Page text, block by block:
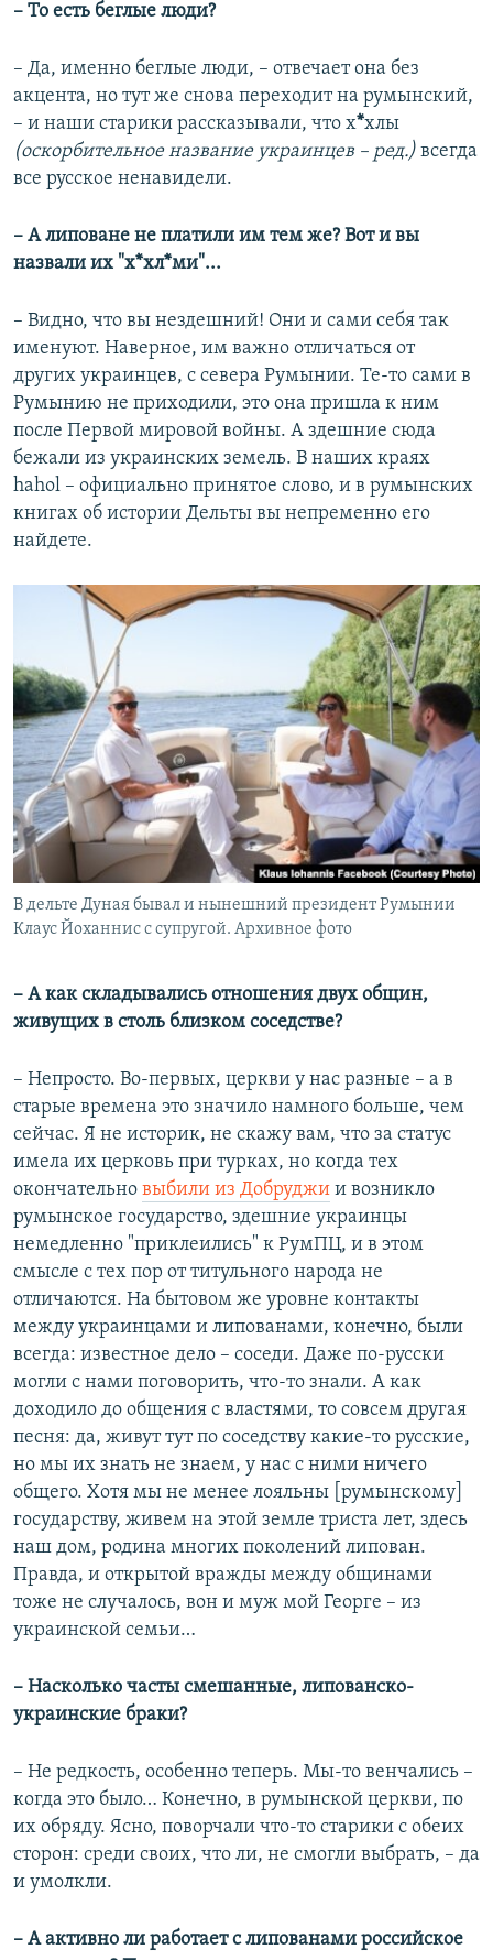
– То есть беглые люди?
– Да, именно беглые люди, – отвечает она без
акцента, но тут же снова переходит на румынский,
– и наши старики рассказывали, что х*хлы
(оскорбительное название украинцев – ред.) всегда
все русское ненавидели.
– А липоване не платили им тем же? Вот и вы
назвали их "х*хл*ми"...
– Видно, что вы нездешний! Они и сами себя так
именуют. Наверное, им важно отличаться от
других украинцев, с севера Румынии. Те-то сами в
Румынию не приходили, это она пришла к ним
после Первой мировой войны. А здешние сюда
бежали из украинских земель. В наших краях
hahol – официально принятое слово, и в румынских
книгах об истории Дельты вы непременно его
найдете.
В дельте Дуная бывал и нынешний президент Румынии
Клаус Йоханнис с супругой. Архивное фото
– А как складывались отношения двух общин,
живущих в столь близком соседстве?
– Непросто. Во-первых, церкви у нас разные – а в
старые времена это значило намного больше, чем
сейчас. Я не историк, не скажу вам, что за статус
имела их церковь при турках, но когда тех
окончательно выбили из Добруджи и возникло
румынское государство, здешние украинцы
немедленно "приклеились" к РумПЦ, и в этом
смысле с тех пор от титульного народа не
отличаются. На бытовом же уровне контакты
между украинцами и липованами, конечно, были
всегда: известное дело – соседи. Даже по-русски
могли с нами поговорить, что-то знали. А как
доходило до общения с властями, то совсем другая
песня: да, живут тут по соседству какие-то русские,
но мы их знать не знаем, у нас с ними ничего
общего. Хотя мы не менее лояльны [румынскому]
государству, живем на этой земле триста лет, здесь
наш дом, родина многих поколений липован.
Правда, и открытой вражды между общинами
тоже не случалось, вон и муж мой Георге – из
украинской семьи…
– Насколько часты смешанные, липованско-
украинские браки?
– Не редкость, особенно теперь. Мы-то венчались –
когда это было… Конечно, в румынской церкви, по
их обряду. Ясно, поворчали что-то старики с обеих
сторон: среди своих, что ли, не смогли выбрать, – да
и умолкли.
– А активно ли работает с липованами российское